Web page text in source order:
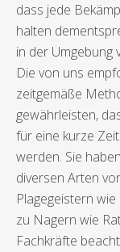
dass jede
halten
in der Umgebung
Die von uns
zeitgemäße
gewährleisten,
für eine kurze
werden. Sie
diversen Arten
Plagegeistern
zu Nagern wie
Fachkräfte